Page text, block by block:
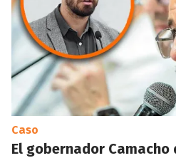
Caso
El gobernador Camacho